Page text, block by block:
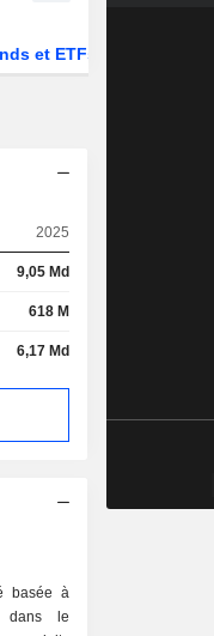
et ETFs
2025
9,05 Md
618 M
6,17 Md
basée à
dans le